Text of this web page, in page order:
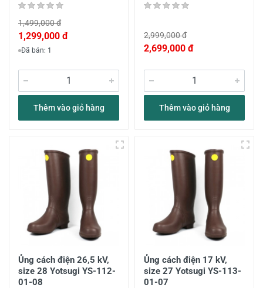
1,499,000 đ
1,299,000 đ
Đã bán: 1
Thêm vào giỏ hàng
2,999,000 đ
2,699,000 đ
Thêm vào giỏ hàng
Ủng cách điện 26,5 kV,
size 28 Yotsugi YS-112-
01-08
Ủng cách điện 17 kV,
size 27 Yotsugi YS-113-
01-07